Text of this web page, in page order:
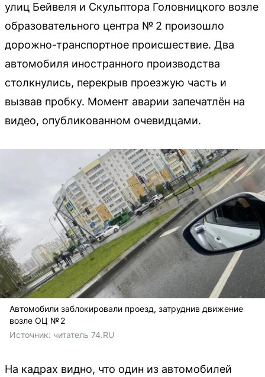
улиц Бейвеля и Скульптора Головницкого возле
образовательного центра № 2 произошло
дорожно-транспортное происшествие. Два
автомобиля иностранного производства
столкнулись, перекрыв проезжую часть и
вызвав пробку. Момент аварии запечатлён на
видео, опубликованном очевидцами.
Автомобили заблокировали проезд, затруднив движение
возле ОЦ № 2
Источник: читатель 74.RU
На кадрах видно, что один из автомобилей